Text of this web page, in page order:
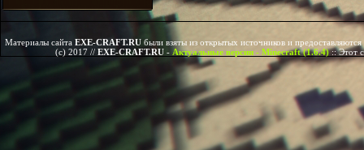
Материалы сайта EXE-CRAFT.RU были взяты из открытых источников и
(c) 2017 // EXE-CRAFT.RU - Актуальные версии - Minecraft (1.6.4)::Этот